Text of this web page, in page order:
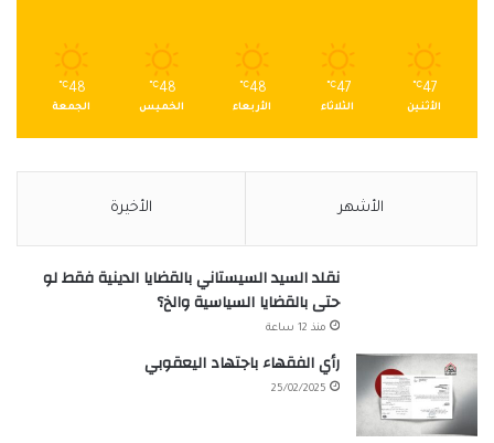
47
℃
الأثنين
47
℃
الثلاثاء
48
℃
الأربعاء
48
℃
الخميس
48
℃
الجمعة
الأشهر الأخيرة
نقلد السيد السيستاني بالقضايا الدينية فقط لو
حتى بالقضايا السياسية والخ؟
منذ 12 ساعة
رأي الفقهاء باجتهاد اليعقوبي
25/02/2025